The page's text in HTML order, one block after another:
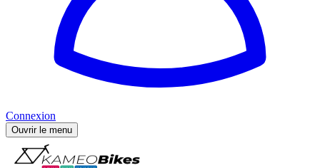
Connexion
Ouvrir le menu